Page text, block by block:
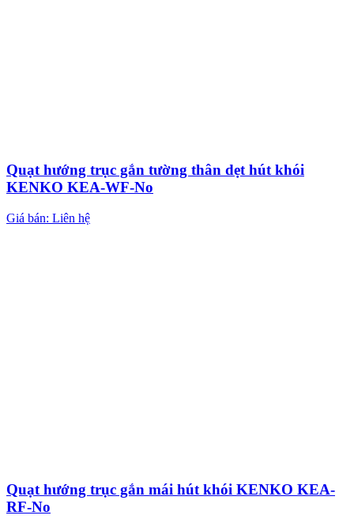
Quạt hướng trục gắn tường thân dẹt hút khói
KENKO KEA-WF-No
Giá bán: Liên hệ
Quạt hướng trục gắn mái hút khói KENKO KEA-
RF-No